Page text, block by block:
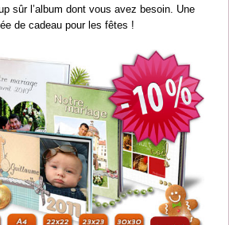
sûr l’album dont vous avez besoin. Une
de cadeau pour les fêtes !